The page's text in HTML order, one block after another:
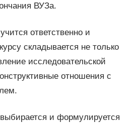
ВУЗа.
ответственно и
складывается не только
исследовательской
отношения с
и формулируется